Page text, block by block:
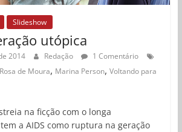
Slideshow
utópica
2014 Redação
1 Comentário
de Moura, Marina Person, Voltando para
na ficção com o longa
a AIDS como ruptura na geração